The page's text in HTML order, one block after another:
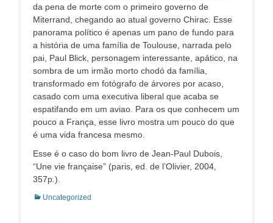
da pena de morte com o primeiro governo de
Miterrand, chegando ao atual governo Chirac. Esse
panorama político é apenas um pano de fundo para
a história de uma família de Toulouse, narrada pelo
pai, Paul Blick, personagem interessante, apático, na
sombra de um irmão morto chodó da família,
transformado em fotógrafo de árvores por acaso,
casado com uma executiva liberal que acaba se
espatifando em um aviao. Para os que conhecem um
pouco a França, esse livro mostra um pouco do que
é uma vida francesa mesmo.
Esse é o caso do bom livro de Jean-Paul Dubois,
“Une vie française” (paris, ed. de l’Olivier, 2004,
357p.).
Categorias:
Uncategorized